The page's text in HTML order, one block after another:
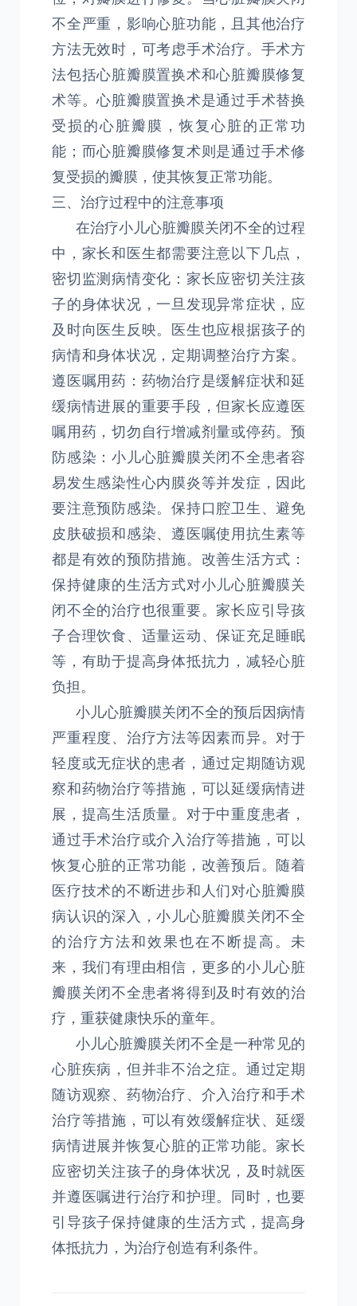
不全严重，影响心脏功能，且其他治疗
方法无效时，可考虑手术治疗。手术方
法包括心脏瓣膜置换术和心脏瓣膜修复
术等。心脏瓣膜置换术是通过手术替换
受损的心脏瓣膜，恢复心脏的正常功
能；而心脏瓣膜修复术则是通过手术修
复受损的瓣膜，使其恢复正常功能。
三、治疗过程中的注意事项
在治疗小儿心脏瓣膜关闭不全的过程
中，家长和医生都需要注意以下几点，
密切监测病情变化：家长应密切关注孩
子的身体状况，一旦发现异常症状，应
及时向医生反映。医生也应根据孩子的
病情和身体状况，定期调整治疗方案。
遵医嘱用药：药物治疗是缓解症状和延
缓病情进展的重要手段，但家长应遵医
嘱用药，切勿自行增减剂量或停药。预
防感染：小儿心脏瓣膜关闭不全患者容
易发生感染性心内膜炎等并发症，因此
要注意预防感染。保持口腔卫生、避免
皮肤破损和感染、遵医嘱使用抗生素等
都是有效的预防措施。改善生活方式：
保持健康的生活方式对小儿心脏瓣膜关
闭不全的治疗也很重要。家长应引导孩
子合理饮食、适量运动、保证充足睡眠
等，有助于提高身体抵抗力，减轻心脏
负担。
小儿心脏瓣膜关闭不全的预后因病情
严重程度、治疗方法等因素而异。对于
轻度或无症状的患者，通过定期随访观
察和药物治疗等措施，可以延缓病情进
展，提高生活质量。对于中重度患者，
通过手术治疗或介入治疗等措施，可以
恢复心脏的正常功能，改善预后。随着
医疗技术的不断进步和人们对心脏瓣膜
病认识的深入，小儿心脏瓣膜关闭不全
的治疗方法和效果也在不断提高。未
来，我们有理由相信，更多的小儿心脏
瓣膜关闭不全患者将得到及时有效的治
疗，重获健康快乐的童年。
小儿心脏瓣膜关闭不全是一种常见的
心脏疾病，但并非不治之症。通过定期
随访观察、药物治疗、介入治疗和手术
治疗等措施，可以有效缓解症状、延缓
病情进展并恢复心脏的正常功能。家长
应密切关注孩子的身体状况，及时就医
并遵医嘱进行治疗和护理。同时，也要
引导孩子保持健康的生活方式，提高身
体抵抗力，为治疗创造有利条件。